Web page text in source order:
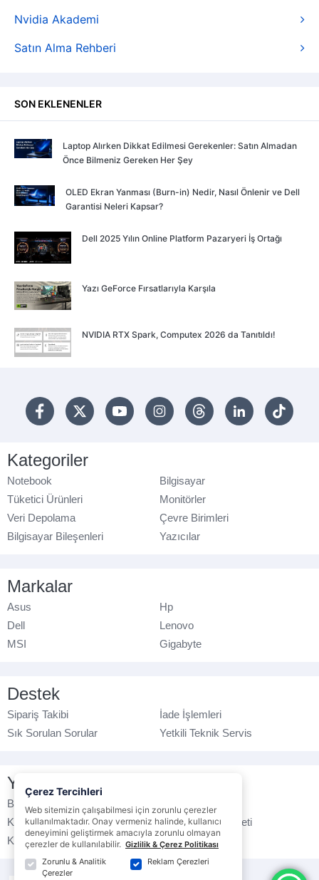
Nvidia Akademi
Satın Alma Rehberi
SON EKLENENLER
Laptop Alırken Dikkat Edilmesi Gerekenler: Satın Almadan
Önce Bilmeniz Gereken Her Şey
OLED Ekran Yanması (Burn-in) Nedir, Nasıl Önlenir ve Dell
Garantisi Neleri Kapsar?
Dell 2025 Yılın Online Platform Pazaryeri İş Ortağı
Yazı GeForce Fırsatlarıyla Karşıla
NVIDIA RTX Spark, Computex 2026 da Tanıtıldı!
Kategoriler
Notebook
Bilgisayar
Tüketici Ürünleri
Monitörler
Veri Depolama
Çevre Birimleri
Bilgisayar Bileşenleri
Yazıcılar
Markalar
Asus
Hp
Dell
Lenovo
MSI
Gigabyte
Destek
Sipariş Takibi
İade İşlemleri
Sık Sorulan Sorular
Yetkili Teknik Servis
Yasal Bilgilendirme
Banka Hesap No
Kullanım Koşulları
Ticari Elektronik İleti
K.V.K.K. Politikası
Veri Gizliliği
Çerez Tercihleri
Web sitemizin çalışabilmesi için zorunlu çerezler
kullanılmaktadır. Onay vermeniz halinde, kullanıcı
deneyimini geliştirmek amacıyla zorunlu olmayan
çerezler de kullanılabilir. Gizlilik & Çerez Politikası
Zorunlu & Analitik
Çerezler
Reklam Çerezleri